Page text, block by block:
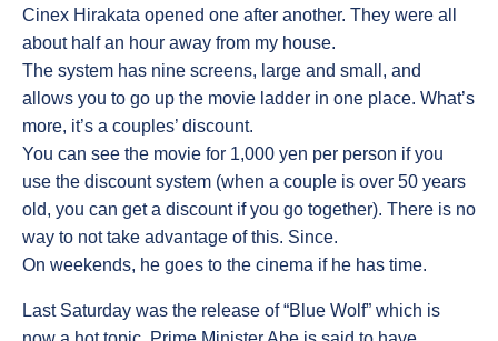
Cinex Hirakata opened one after another. They were all
about half an hour away from my house.
The system has nine screens, large and small, and
allows you to go up the movie ladder in one place. What’s
more, it’s a couples’ discount.
You can see the movie for 1,000 yen per person if you
use the discount system (when a couple is over 50 years
old, you can get a discount if you go together). There is no
way to not take advantage of this. Since.
On weekends, he goes to the cinema if he has time.
Last Saturday was the release of “Blue Wolf” which is